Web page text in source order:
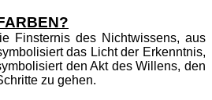
Finsternis des Nichtwissens, aus
das Licht der Erkenntnis,
den Akt des Willens, den
zu gehen.